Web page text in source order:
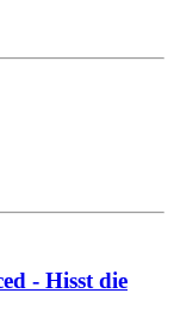
- Hisst die